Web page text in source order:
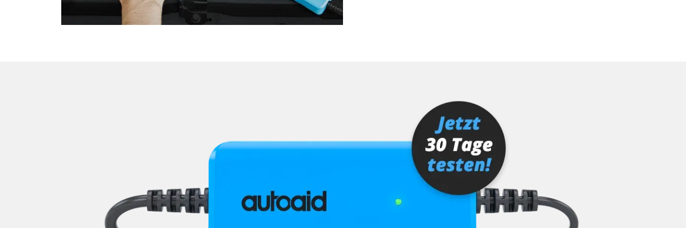
Niveauregulierung
Oben-, Hinten-, Seitenkamera (TRSVC)
Sitzelektronik Beifahrer
Sitzheizung
Sitzpositionsspeicher Fahrer